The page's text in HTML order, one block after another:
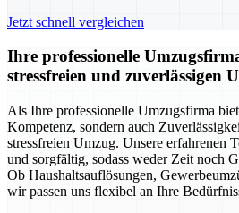
Jetzt schnell vergleichen
Ihre professionelle
stressfreien und zuverlässigen
Als Ihre professionelle Umzugsfirma
Kompetenz, sondern auch
stressfreien Umzug. Unsere erfahrenen
und sorgfältig, sodass weder Zeit noch
Ob Haushaltsauflösungen,
wir passen uns flexibel an Ihre